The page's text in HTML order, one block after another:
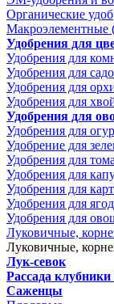
Органические
Макроэлементные
Удобрения для
Удобрения для
Удобрения для
Удобрения для
Удобрения для
Удобрения для
Удобрения для
Удобрение для
Удобрения для
Удобрения для
Удобрения для
Удобрения для
Удобрения для
Луковичные,
Луковичные,
Лук-севок
Рассада
Саженцы